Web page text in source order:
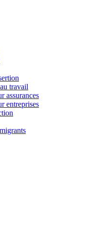
travail
assurances
entreprises